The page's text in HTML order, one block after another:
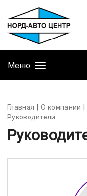
Меню
Главная О компании
Руководители